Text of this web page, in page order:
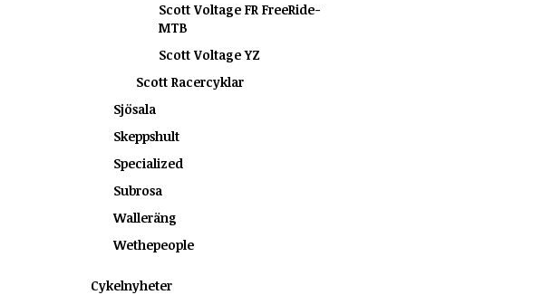
Scott Voltage FR FreeRide-
MTB
Scott Voltage YZ
Scott Racercyklar
Sjösala
Skeppshult
Specialized
Subrosa
Walleräng
Wethepeople
Cykelnyheter